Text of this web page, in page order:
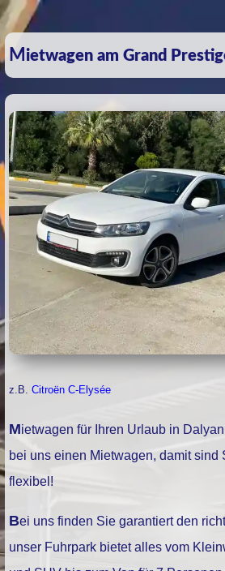
Mietwagen am Grand
z.B.Citroën C-Elysée
Mietwagen für Ihren Urlaub in Dalyan gesucht? Buchen Sie
bei uns einen Mietwagen, damit sind
flexibel!
Bei uns finden Sie garantiert den richtigen Mietwagen,
unser Fuhrpark bietet alles vom